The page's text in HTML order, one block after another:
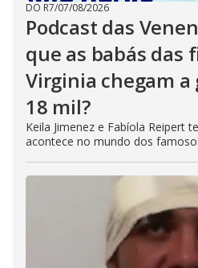
DO R7/07/08/2026
Podcast das
que as babás das
Virginia chegam a
18 mil?
Keila Jimenez e Fabíola Reipert
acontece no mundo dos